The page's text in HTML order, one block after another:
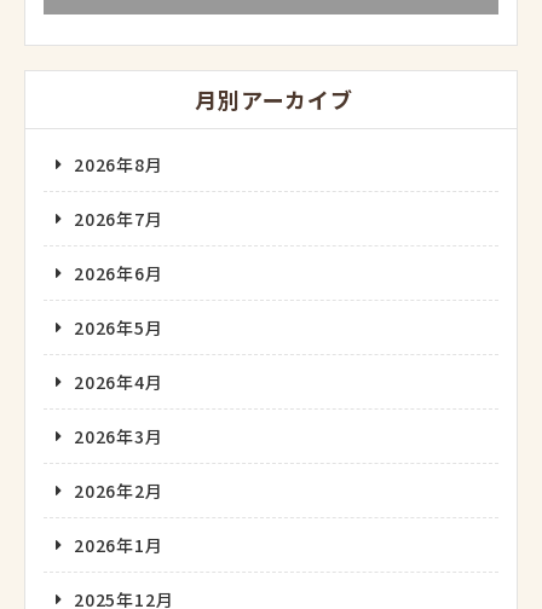
月別アーカイブ
2026年8月
2026年7月
2026年6月
2026年5月
2026年4月
2026年3月
2026年2月
2026年1月
2025年12月